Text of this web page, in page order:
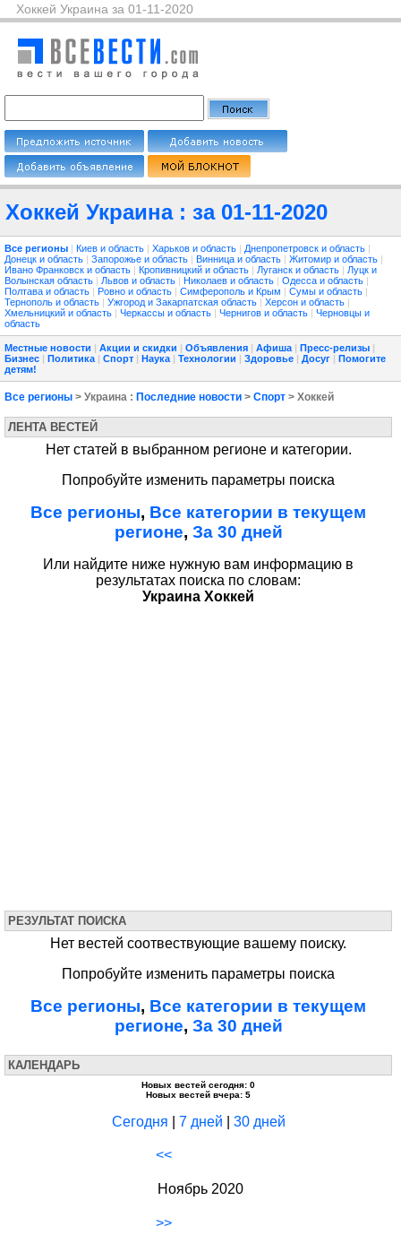
Хоккей Украина за 01-11-2020
Хоккей Украина : за 01-11-2020
Все регионы | Киев и область | Харьков и область | Днепропетровск и область |
Донецк и область | Запорожье и область | Винница и область | Житомир и область |
Ивано Франковск и область | Кропивницкий и область | Луганск и область | Луцк и
Волынская область | Львов и область | Николаев и область | Одесса и область |
Полтава и область | Ровно и область | Симферополь и Крым | Сумы и область |
Тернополь и область | Ужгород и Закарпатская область | Херсон и область |
Хмельницкий и область | Черкассы и область | Чернигов и область | Черновцы и
область
Местные новости | Акции и скидки | Объявления | Афиша | Пресс-релизы |
Бизнес | Политика | Спорт | Наука | Технологии | Здоровье | Досуг | Помогите
детям!
Все регионы > Украина : Последние новости > Спорт > Хоккей
ЛЕНТА ВЕСТЕЙ
Нет статей в выбранном регионе и категории.
Попробуйте изменить параметры поиска
Все регионы, Все категории в текущем
регионе, За 30 дней
Или найдите ниже нужную вам информацию в
результатах поиска по словам:
Украина Хоккей
РЕЗУЛЬТАТ ПОИСКА
Нет вестей соотвествующие вашему поиску.
Попробуйте изменить параметры поиска
Все регионы, Все категории в текущем
регионе, За 30 дней
КАЛЕНДАРЬ
Новых вестей сегодня: 0
Новых вестей вчера: 5
Сегодня 7 дней 30 дней
<<
Ноябрь 2020
>>